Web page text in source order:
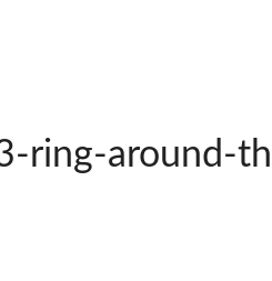
ring-around-